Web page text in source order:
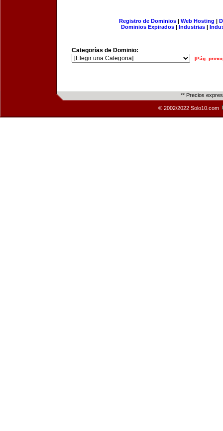
Registro de Dominios| Web Hosting |
Dominios Expirados | Industrias |
Categorías de Dominio:
[Pág.
** Precios
© 2002/2022 Solo10.com